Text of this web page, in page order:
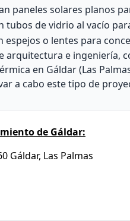
paneles solares planos
tubos de vidrio al vacío
espejos o lentes para
arquitectura e ingeniería,
en Gáldar (Las
a cabo este tipo de
de Gáldar:
Gáldar, Las Palmas